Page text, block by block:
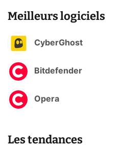
Meilleurs logiciels
CyberGhost
Bitdefender
Opera
Les tendances